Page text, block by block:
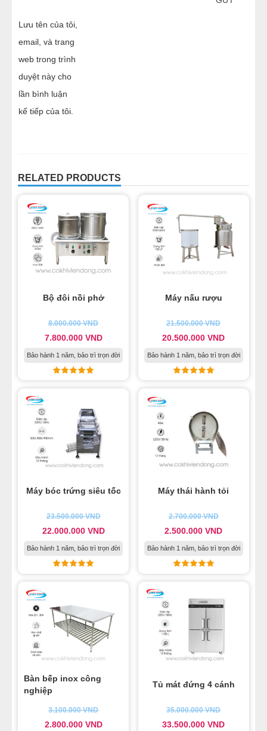
Lưu tên của tôi,
email, và trang
web trong trình
duyệt này cho
lần bình luận
kế tiếp của tôi.
RELATED PRODUCTS
Bộ đôi nồi phở
8.000.000VND
7.800.000 VND
Bảo hành 1 năm, bảo trì trọn đời
Máy nấu rượu
21.500.000VND
20.500.000VND
Bảo hành 1 năm, bảo trì trọn đời
Máy bóc trứng siêu tốc
23.500.000VND
22.000.000 VND
Bảo hành 1 năm, bảo trì trọn đời
Máy thái hành tỏi
2.700.000VND
2.500.000VND
Bảo hành 1 năm, bảo trì trọn đời
Bàn bếp inox công
nghiệp
3.100.000VND
2.800.000 VND
Tủ mát đứng 4 cánh
35.000.000VND
33.500.000VND